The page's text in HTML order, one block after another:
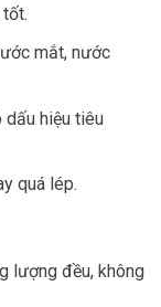
mắt, nước
dấu hiệu tiêu
quá lép.
lượng đều, không